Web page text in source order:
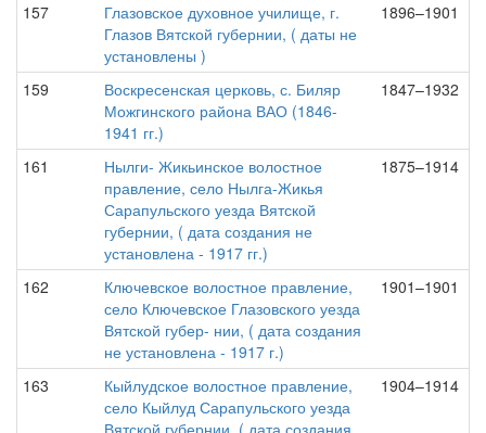
157
Глазовское духовное училище, г.
Глазов Вятской губернии, ( даты не
установлены )
1896–1901
159
Воскресенская церковь, с. Биляр
Можгинского района ВАО (1846-
1941 гг.)
1847–1932
161
Нылги- Жикьинское волостное
правление, село Нылга-Жикья
Сарапульского уезда Вятской
губернии, ( дата создания не
установлена - 1917 гг.)
1875–1914
162
Ключевское волостное правление,
село Ключевское Глазовского уезда
Вятской губер- нии, ( дата создания
не установлена - 1917 г.)
1901–1901
163
Кыйлудское волостное правление,
село Кыйлуд Сарапульского уезда
Вятской губернии, ( дата создания
1904–1914